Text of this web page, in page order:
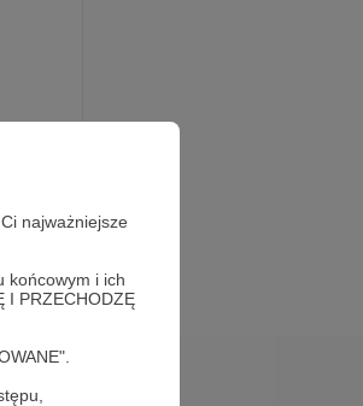
najważniejsze
końcowym i ich
I PRZECHODZĘ